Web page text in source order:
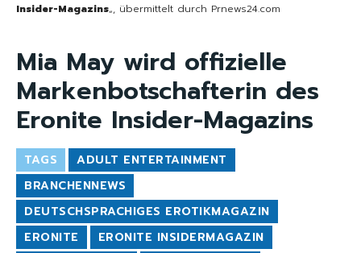
Insider-Magazins„, übermittelt durch Prnews24.com
Mia May wird offizielle
Markenbotschafterin des
Eronite Insider-Magazins
TAGS
ADULT ENTERTAINMENT
BRANCHENNEWS
DEUTSCHSPRACHIGES EROTIKMAGAZIN
ERONITE
ERONITE INSIDERMAGAZIN